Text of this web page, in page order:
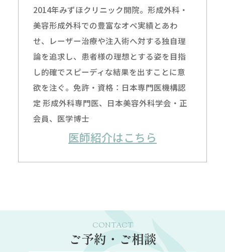
2014年みずほクリニック開院。形成外科・
美容形成外科での豊富なオペ実績とあわ
せ、レーザー治療や注入術へ対する独自理
論を追求し、患者様の理想とする姿を目指
し的確でスピーディな結果を出すことに意
欲を注ぐ。免許・資格：日本専門医機構認
定 形成外科専門医、日本美容外科学会・正
会員、医学博士
医師紹介はこちら
CONTACT
ご予約・ご相談